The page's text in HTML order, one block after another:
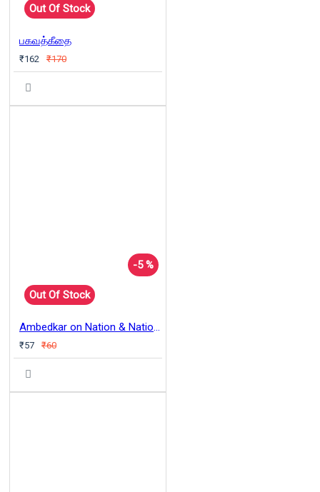
Out Of Stock
பகவத்கீதை
₹162 ₹170
-5 %
Out Of Stock
Ambedkar on Nation & Nationalism
₹57 ₹60